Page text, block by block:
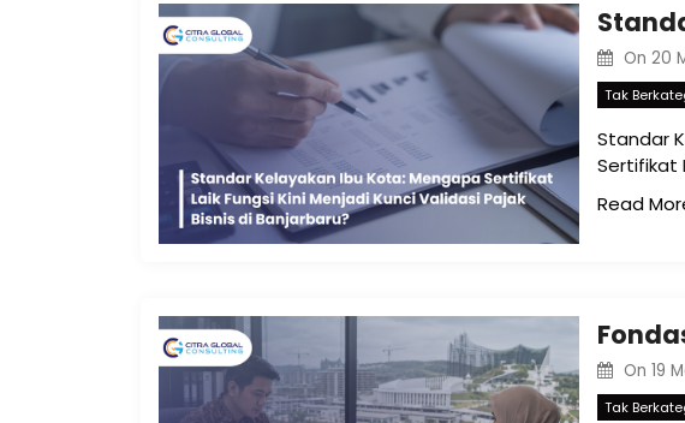
On 20
Tak
Standar
Sertifikat
Read
On 19
Tak